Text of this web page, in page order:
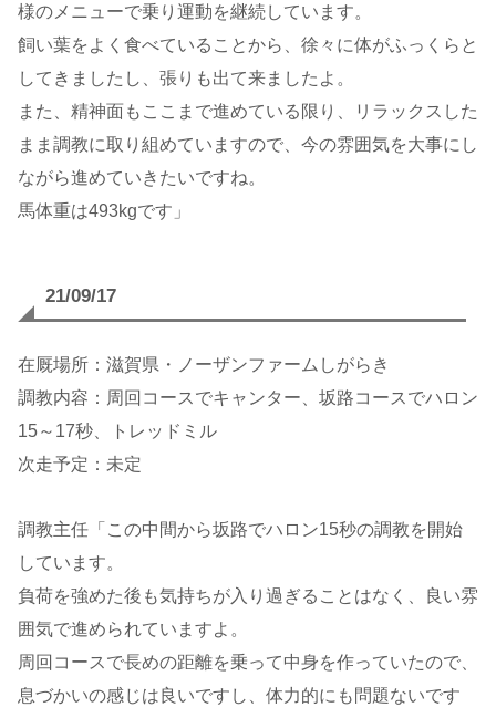
様のメニューで乗り運動を継続しています。
飼い葉をよく食べていることから、徐々に体がふっくらと
してきましたし、張りも出て来ましたよ。
また、精神面もここまで進めている限り、リラックスした
まま調教に取り組めていますので、今の雰囲気を大事にし
ながら進めていきたいですね。
馬体重は493kgです」
21/09/17
在厩場所：滋賀県・ノーザンファームしがらき
調教内容：周回コースでキャンター、坂路コースでハロン
15～17秒、トレッドミル
次走予定：未定
調教主任「この中間から坂路でハロン15秒の調教を開始
しています。
負荷を強めた後も気持ちが入り過ぎることはなく、良い雰
囲気で進められていますよ。
周回コースで長めの距離を乗って中身を作っていたので、
息づかいの感じは良いですし、体力的にも問題ないです